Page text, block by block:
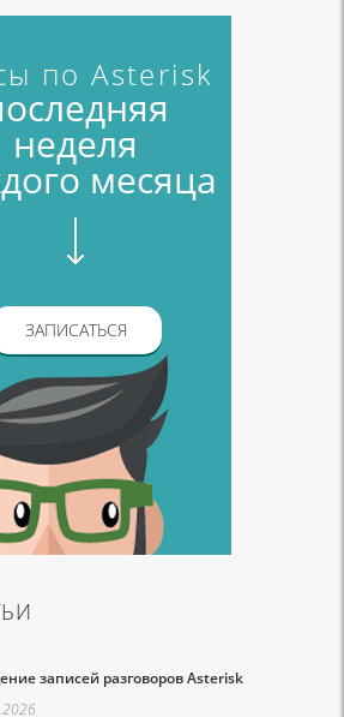
по Asterisk
неделя
месяца
ЗАПИСАТЬСЯ
записей разговоров Asterisk